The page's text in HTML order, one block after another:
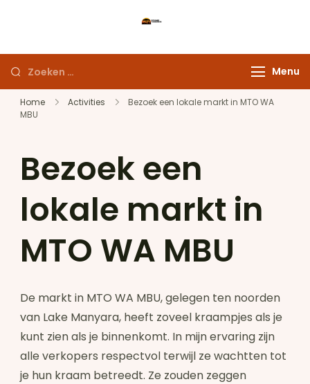
werkelijkheid
Zoeken
naar:
Menu
Home Activities
Bezoek een lokale markt in MTO WA
MBU
Bezoek een
lokale markt in
MTO WA MBU
De markt in MTO WA MBU, gelegen ten noorden
van Lake Manyara, heeft zoveel kraampjes als je
kunt zien als je binnenkomt. In mijn ervaring zijn
alle verkopers respectvol terwijl ze wachtten tot
je hun kraam betreedt. Ze zouden zeggen